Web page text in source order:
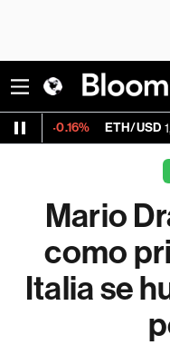
ETH/USD 1,870.215 -
Mario
como
Italia se